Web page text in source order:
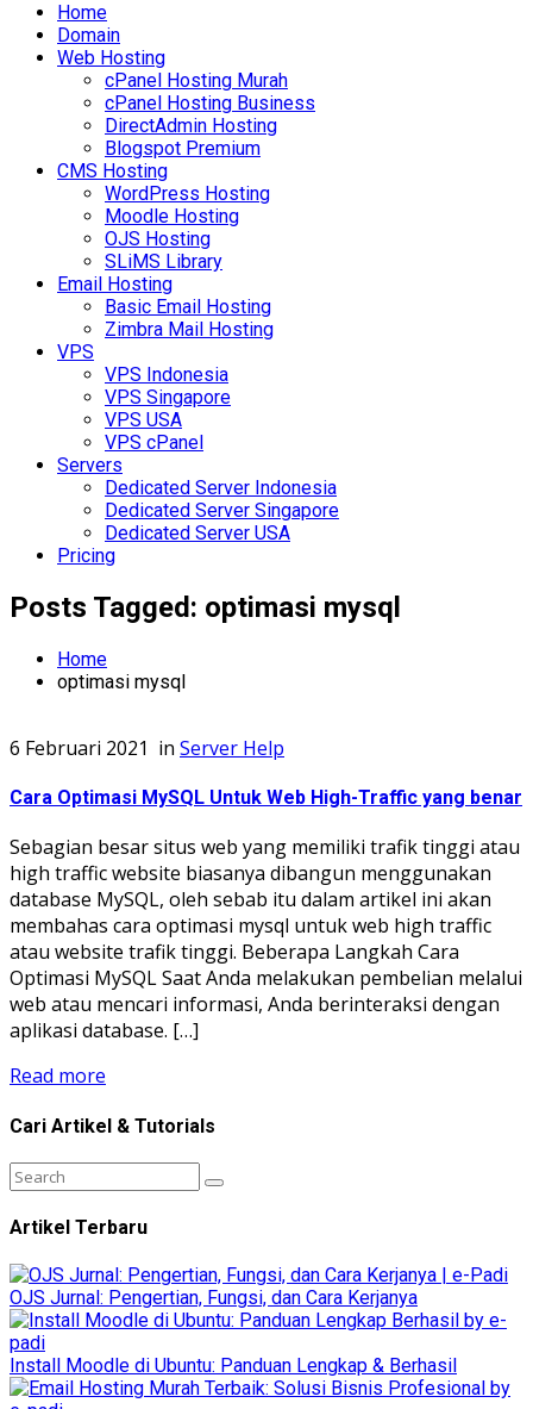
Home
Domain
Web Hosting
cPanel Hosting Murah
cPanel Hosting Business
DirectAdmin Hosting
Blogspot Premium
CMS Hosting
WordPress Hosting
Moodle Hosting
OJS Hosting
SLiMS Library
Email Hosting
Basic Email Hosting
Zimbra Mail Hosting
VPS
VPS Indonesia
VPS Singapore
VPS USA
VPS cPanel
Servers
Dedicated Server Indonesia
Dedicated Server Singapore
Dedicated Server USA
Pricing
Posts Tagged: optimasi mysql
Home
optimasi mysql
6 Februari 2021 in Server Help
Cara Optimasi MySQL Untuk Web High-Traffic yang benar
Sebagian besar situs web yang memiliki trafik tinggi atau
high traffic website biasanya dibangun menggunakan
database MySQL, oleh sebab itu dalam artikel ini akan
membahas cara optimasi mysql untuk web high traffic
atau website trafik tinggi. Beberapa Langkah Cara
Optimasi MySQL Saat Anda melakukan pembelian melalui
web atau mencari informasi, Anda berinteraksi dengan
aplikasi database. […]
Read more
Cari Artikel & Tutorials
Artikel Terbaru
OJS Jurnal: Pengertian, Fungsi, dan Cara Kerjanya
Install Moodle di Ubuntu: Panduan Lengkap & Berhasil